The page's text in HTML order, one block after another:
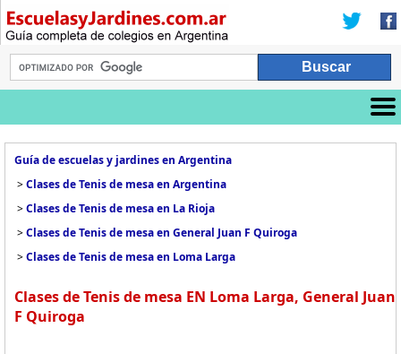
Guía de escuelas y jardines en Argentina
>Clases de Tenis de mesa en Argentina
>Clases de Tenis de mesa en La Rioja
>Clases de Tenis de mesa en General Juan F Quiroga
>Clases de Tenis de mesa en Loma Larga
Clases de Tenis de mesa EN Loma Larga, General Juan
F Quiroga